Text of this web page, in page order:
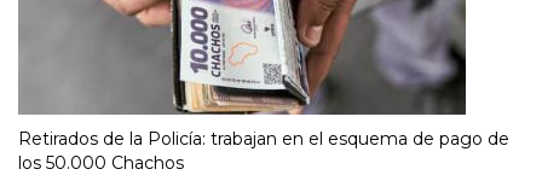
Retirados de la Policía: trabajan en el esquema de pago de
los 50.000 Chachos